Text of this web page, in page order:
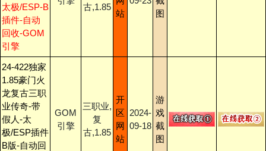
太极/ESP-B
插件-自动
回收-GOM
引擎
古,1.85
站
图
24-422独家
1.85豪门火
龙复古三职
业传奇-带
假人-太
极/ESP插件
B版-自动回
GOM
引擎
三职业,
复
古,1.85
开
区
网
站
2024-
09-18
游
戏
截
图